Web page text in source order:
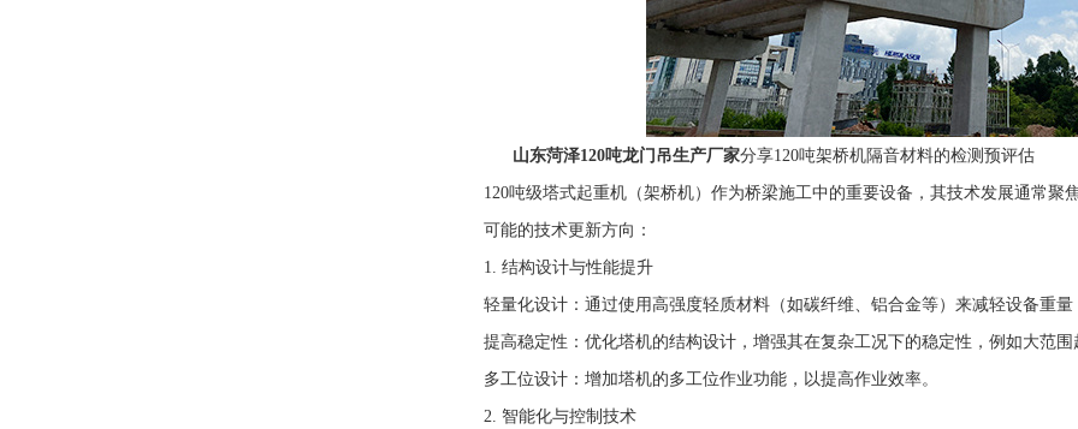
山东菏泽120吨龙门吊生产厂家分享120吨架桥机隔音材料的检测预评估
120吨级塔式起重机（架桥机）作为桥梁施工中的重要设备，其技术发展通常
可能的技术更新方向：
1. 结构设计与性能提升
轻量化设计：通过使用高强度轻质材料（如碳纤维、铝合金等）来减轻设备重量
提高稳定性：优化塔机的结构设计，增强其在复杂工况下的稳定性，例如大范围
多工位设计：增加塔机的多工位作业功能，以提高作业效率。
2. 智能化与控制技术